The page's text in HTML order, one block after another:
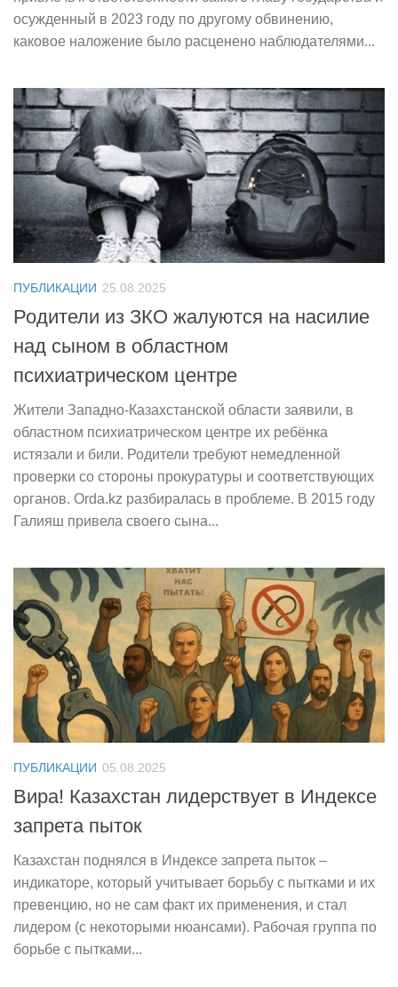
осужденный в 2023 году по другому обвинению,
каковое наложение было расценено наблюдателями...
ПУБЛИКАЦИИ 25.08.2025
Родители из ЗКО жалуются на насилие
над сыном в областном
психиатрическом центре
Жители Западно-Казахстанской области заявили, в
областном психиатрическом центре их ребёнка
истязали и били. Родители требуют немедленной
проверки со стороны прокуратуры и соответствующих
органов. Orda.kz разбиралась в проблеме. В 2015 году
Галияш привела своего сына...
ПУБЛИКАЦИИ 05.08.2025
Вира! Казахстан лидерствует в Индексе
запрета пыток
Казахстан поднялся в Индексе запрета пыток –
индикаторе, который учитывает борьбу с пытками и их
превенцию, но не сам факт их применения, и стал
лидером (с некоторыми нюансами). Рабочая группа по
борьбе с пытками...